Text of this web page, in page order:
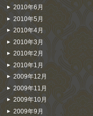
2010年6月
2010年5月
2010年4月
2010年3月
2010年2月
2010年1月
2009年12月
2009年11月
2009年10月
2009年9月